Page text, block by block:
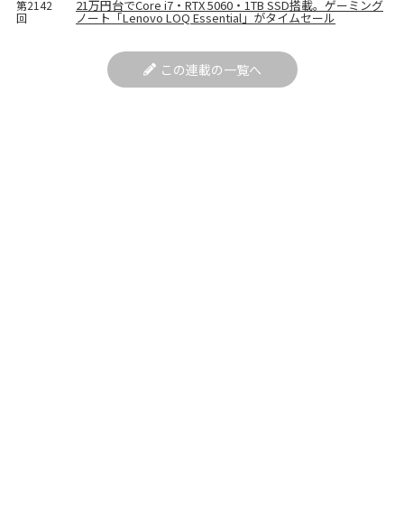
第2142
回
21万円台でCore i7・RTX 5060・1TB SSD搭載。ゲーミング
ノート「Lenovo LOQ Essential」がタイムセール
この連載の一覧へ